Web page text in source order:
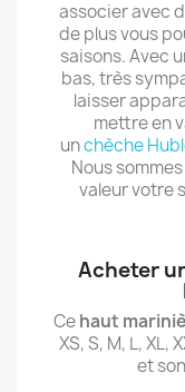
associer avec
de plus vous
saisons. Avec
bas, très
laisser
mettre en
unchèche
Nous
valeur votre
Acheter
Cehaut
XS, S, M, L,
et